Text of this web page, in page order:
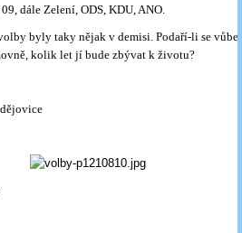
dále Zelení, ODS, KDU, ANO.
byly taky nějak v demisi. Podaří-li se
kolik let jí bude zbývat k životu?